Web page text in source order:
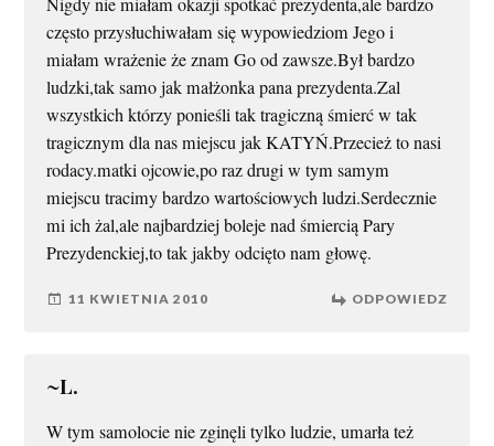
często przysłuchiwałam się wypowiedziom Jego i
miałam wrażenie że znam Go od zawsze.Był bardzo
ludzki,tak samo jak małżonka pana prezydenta.Zal
wszystkich którzy ponieśli tak tragiczną śmierć w tak
tragicznym dla nas miejscu jak KATYŃ.Przecież to nasi
rodacy.matki ojcowie,po raz drugi w tym samym
miejscu tracimy bardzo wartościowych ludzi.Serdecznie
mi ich żal,ale najbardziej boleje nad śmiercią Pary
Prezydenckiej,to tak jakby odcięto nam głowę.
11 KWIETNIA 2010 ODPOWIEDZ
~L.
W tym samolocie nie zginęli tylko ludzie, umarła też